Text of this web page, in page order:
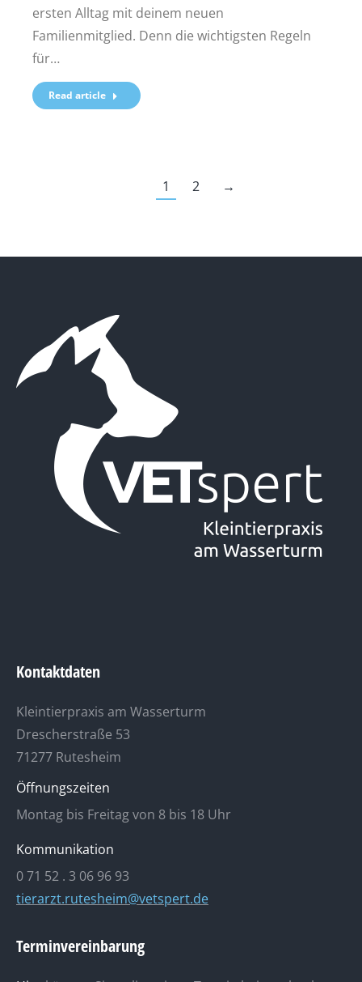
ersten Alltag mit deinem neuen
Familienmitglied. Denn die wichtigsten Regeln
für…
Read article
1 2 →
Kontaktdaten
Kleintierpraxis am Wasserturm
Drescherstraße 53
71277 Rutesheim
Öffnungszeiten
Montag bis Freitag von 8 bis 18 Uhr
Kommunikation
0 71 52 . 3 06 96 93
tierarzt.rutesheim@vetspert.de
Terminvereinbarung